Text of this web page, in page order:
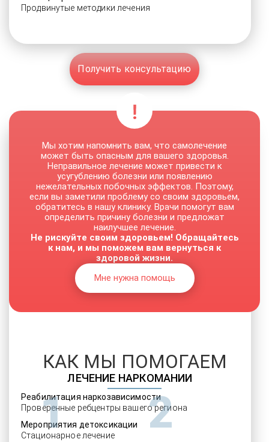
Продвинутые методики лечения
Получить консультацию
ЛЕЧЕНИЕ НАРКОМАНИИ
Реабилитация наркозависимости
Проверенные ребцентры вашего региона
Мероприятия детоксикации
Стационарное лечение
Мы хотим напомнить вам, что самолечение
может быть опасным для вашего здоровья.
Неправильное лечение может привести к
усугублению болезни или появлению
нежелательных побочных эффектов. Поэтому,
если вы заметили проблему со своим здоровьем,
обратитесь в нашу клинику. Врачи помогут вам
определить причину болезни и предложат
наилучшее лечение.
Не рискуйте своим здоровьем! Обращайтесь
к нам, и мы поможем вам вернуться к
здоровой жизни.
Мне нужна помощь
КАК МЫ ПОМОГАЕМ
1 2